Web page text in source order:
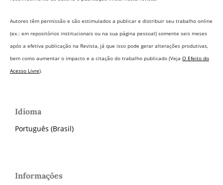
Autores têm permissão e são estimulados a publicar e distribuir seu trabalho online
(ex.: em repositórios institucionais ou na sua página pessoal) somente seis meses
após a efetiva publicação na Revista, já que isso pode gerar alterações produtivas,
bem como aumentar o impacto e a citação do trabalho publicado (Veja O Efeito do
Acesso Livre).
Idioma
Português (Brasil)
Informações